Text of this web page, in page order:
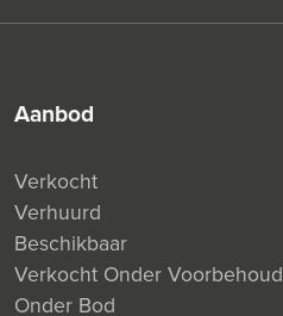
aanbod
Verkocht
Verhuurd
Beschikbaar
Verkocht Onder Voorbehoud
Onder Bod